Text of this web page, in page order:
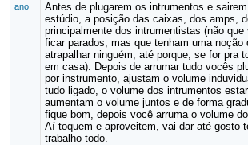
ano
Antes de plugarem os intrumentos e
estúdio, a posição das caixas, dos amps,
principalmente dos intrumentistas (não
ficar parados, mas que tenham uma noção
atrapalhar ninguém, até porque, se for pra
em casa). Depois de arrumar tudo vocês
por instrumento, ajustam o volume
tudo ligado, o volume dos intrumentos
aumentam o volume juntos e de forma
fique bom, depois você arruma o volume
Aí toquem e aproveitem, vai dar até gosto
trabalho todo.